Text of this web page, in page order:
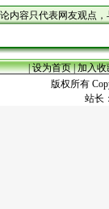
论内容只代表网友观点
|设为首页|加入收
版权所有
站长